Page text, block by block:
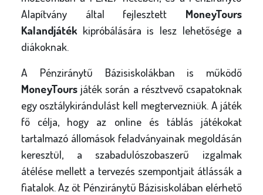
Alapítvány által fejlesztett MoneyTours
Kalandjáték kipróbálására is lesz lehetősége a
diákoknak.
A Pénziránytű Bázisiskolákban is működő
MoneyToursjáték során a résztvevő csapatoknak
egy osztálykirándulást kell megtervezniük. A játék
fő célja, hogy az online és táblás játékokat
tartalmazó állomások feladványainak megoldásán
keresztül, a szabadulószobaszerű izgalmak
átélése mellett a tervezés szempontjait átlássák a
fiatalok. Az öt Pénziránytű Bázisiskolában elérhető